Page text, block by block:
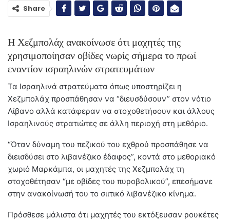
Share
Η Χεζμπολάχ ανακοίνωσε ότι μαχητές της
χρησιμοποίησαν οβίδες νωρίς σήμερα το πρωί
εναντίον ισραηλινών στρατευμάτων
Τα Ισραηλινά στρατεύματα όπως υποστηρίζει η
Χεζμπολάχ προσπάθησαν να “διευσδύσουν” στον νότιο
Λίβανο αλλά κατάφεραν να στοχοθετήσουν και άλλους
Ισραηλινούς στρατιώτες σε άλλη περιοχή στη μεθόριο.
“Όταν δύναμη του πεζικού του εχθρού προσπάθησε να
διεισδύσει στο λιβανέζικο έδαφος”, κοντά στο μεθοριακό
χωριό Μαρκάμπα, οι μαχητές της Χεζμπολάχ τη
στοχοθέτησαν “με οβίδες του πυροβολικού”, επεσήμανε
στην ανακοίνωσή του το σιιτικό λιβανέζικο κίνημα.
Πρόσθεσε μάλιστα ότι μαχητές του εκτόξευσαν ρουκέτες